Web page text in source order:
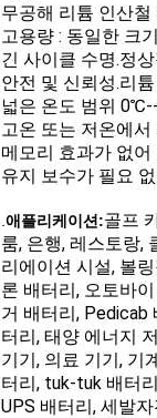
무공해 리튬 인산철
고용량 : 동일한 크
긴 사이클 수명.정
안전 및 신뢰성.리
넓은 온도 범위
고온 또는 저온에
메모리 효과가 없
유지 보수가 필요
애플리케이션:골프
룸, 은행, 레스토랑,
리에이션 시설, 볼
론 배터리, 오토바
거 배터리, Pedicab
터리, 태양 에너지
기기, 의료 기기, 기
터리, tuk-tuk 배터
UPS 배터리, 세발